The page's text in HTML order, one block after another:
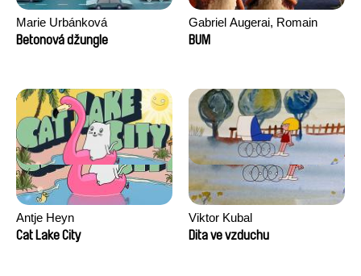
Marie Urbánková
Betonová džungle
Gabriel Augerai, Romain
Augier, Laurie Pereira De
BUM
Antje Heyn
Cat Lake City
Viktor Kubal
Dita ve vzduchu